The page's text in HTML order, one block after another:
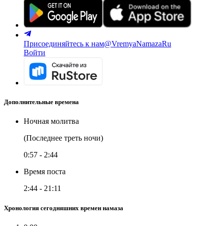
Присоединяйтесь к нам@VremyaNamazaRu
Войти
Дополнительные времена
Ночная молитва
(Последнее треть ночи)
0:57 - 2:44
Время поста
2:44 - 21:11
Хронология сегодняшних времен намаза